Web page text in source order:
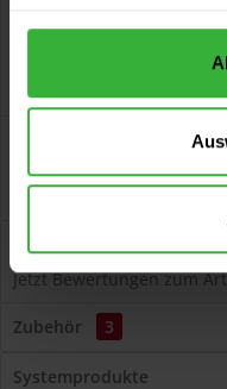
Lignodur VarioGuard Tix
aromatenfrei, tropffrei,
Bewertungen
Jetzt Bewertungen zum
Zubehör 3
Systemprodukte